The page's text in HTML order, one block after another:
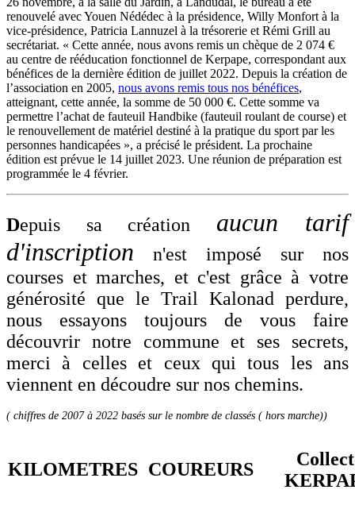
renouvelé avec Youen Nédédec à la présidence, Willy Monfort à la
vice-présidence, Patricia Lannuzel à la trésorerie et Rémi Grill au
secrétariat. « Cette année, nous avons remis un chèque de 2 074 €
au centre de rééducation fonctionnel de Kerpape, correspondant aux
bénéfices de la dernière édition de juillet 2022. Depuis la création de
l’association en 2005, nous avons remis tous nos bénéfices,
atteignant, cette année, la somme de 50 000 €. Cette somme va
permettre l’achat de fauteuil Handbike (fauteuil roulant de course) et
le renouvellement de matériel destiné à la pratique du sport par les
personnes handicapées », a précisé le président. La prochaine
édition est prévue le 14 juillet 2023. Une réunion de préparation est
programmée le 4 février.
Depuis sa création aucun tarif
d'inscription n'est imposé sur nos
courses et marches, et c'est grâce à votre
générosité que le Trail Kalonad perdure,
nous essayons toujours de vous faire
découvrir notre commune et ses secrets,
merci à celles et ceux qui tous les ans
viennent en découdre sur nos chemins.
( chiffres de 2007 à 2022 basés sur le nombre de classés ( hors marche))
KILOMETRES COUREURS